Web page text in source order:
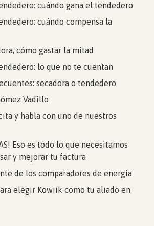
cuándo gana el tendedero
cuándo compensa la
cómo gastar la mitad
lo que no te cuentan
secadora o tendedero
Vadillo
y habla con uno de nuestros
Eso es todo lo que necesitamos
y mejorar tu factura
de los comparadores de energía
elegir Kowiik como tu aliado en